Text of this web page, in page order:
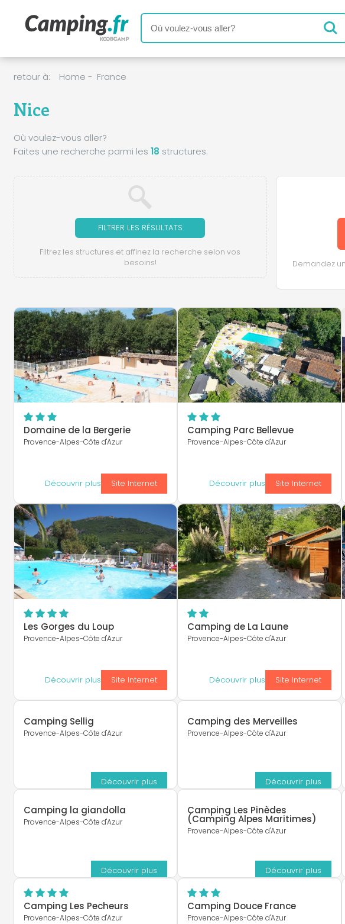
retour à: Home - France
Nice
Où voulez-vous aller?
Faites une recherche parmi les 18 structures.
FILTRER LES RÉSULTATS
Filtrez les structures et affinez la recherche selon vos
besoins!
Demandez
Domaine de la Bergerie
Provence-Alpes-Côte d'Azur
Découvrir plus Site Internet
Camping Parc Bellevue
Provence-Alpes-Côte d'Azur
Découvrir plus Site Internet
Les Gorges du Loup
Provence-Alpes-Côte d'Azur
Découvrir plus Site Internet
Camping de La Laune
Provence-Alpes-Côte d'Azur
Découvrir plus Site Internet
Camping Sellig
Provence-Alpes-Côte d'Azur
Découvrir plus
Camping des Merveilles
Provence-Alpes-Côte d'Azur
Découvrir plus
Camping la giandolla
Provence-Alpes-Côte d'Azur
Découvrir plus
Camping Les Pinèdes
(Camping Alpes Maritimes)
Provence-Alpes-Côte d'Azur
Découvrir plus
Camping Les Pecheurs
Provence-Alpes-Côte d'Azur
Camping Douce France
Provence-Alpes-Côte d'Azur